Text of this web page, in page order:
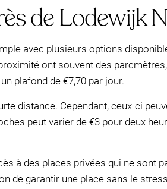
de Lodewijk
avec plusieurs options
ont souvent des
plafond de €7,70 par jour.
distance. Cependant, ceux-ci
peut varier de €3 pour deux
à des places privées qui ne sont
de garantir une place sans le